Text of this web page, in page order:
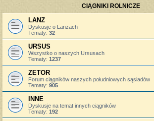
CIĄGNIKI ROLNICZE
LANZ
Dyskusje o Lanzach
Tematy: 32
URSUS
Wszystko o naszych Ursusach
Tematy: 1237
ZETOR
Forum ciągników naszych południowych sąsiadów
Tematy: 905
INNE
Dyskusje na temat innych ciągników
Tematy: 192